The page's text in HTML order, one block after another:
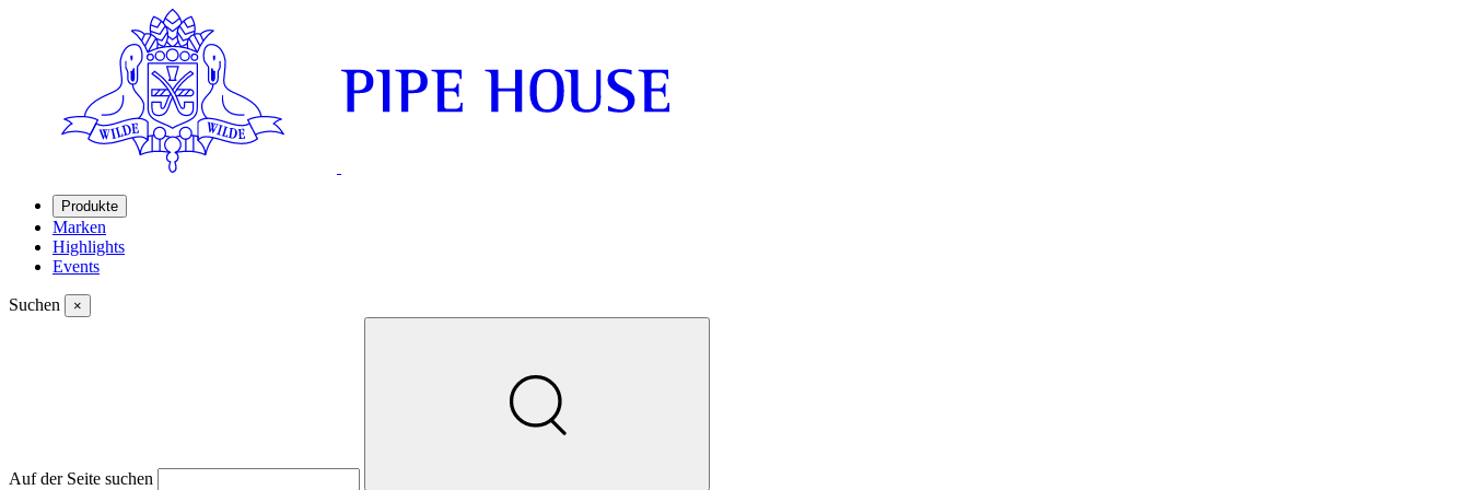
Produkte
Marken
Highlights
Events
Suchen ×
Auf der Seite suchen